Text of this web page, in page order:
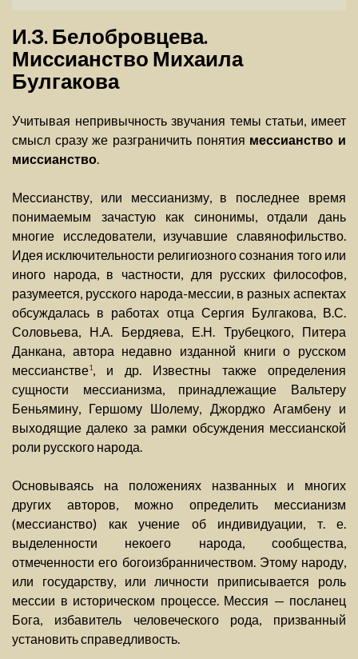
И.З. Белобровцева.
Миссианство Михаила
Булгакова
Учитывая непривычность звучания темы статьи, имеет
смысл сразу же разграничить понятия мессианство и
миссианство.
Мессианству, или мессианизму, в последнее время
понимаемым зачастую как синонимы, отдали дань
многие исследователи, изучавшие славянофильство.
Идея исключительности религиозного сознания того или
иного народа, в частности, для русских философов,
разумеется, русского народа-мессии, в разных аспектах
обсуждалась в работах отца Сергия Булгакова, В.С.
Соловьева, Н.А. Бердяева, Е.Н. Трубецкого, Питера
Данкана, автора недавно изданной книги о русском
мессианстве1, и др. Известны также определения
сущности мессианизма, принадлежащие Вальтеру
Беньямину, Гершому Шолему, Джорджо Агамбену и
выходящие далеко за рамки обсуждения мессианской
роли русского народа.
Основываясь на положениях названных и многих
других авторов, можно определить мессианизм
(мессианство) как учение об индивидуации, т. е.
выделенности некоего народа, сообщества,
отмеченности его богоизбранничеством. Этому народу,
или государству, или личности приписывается роль
мессии в историческом процессе. Мессия — посланец
Бога, избавитель человеческого рода, призванный
установить справедливость.